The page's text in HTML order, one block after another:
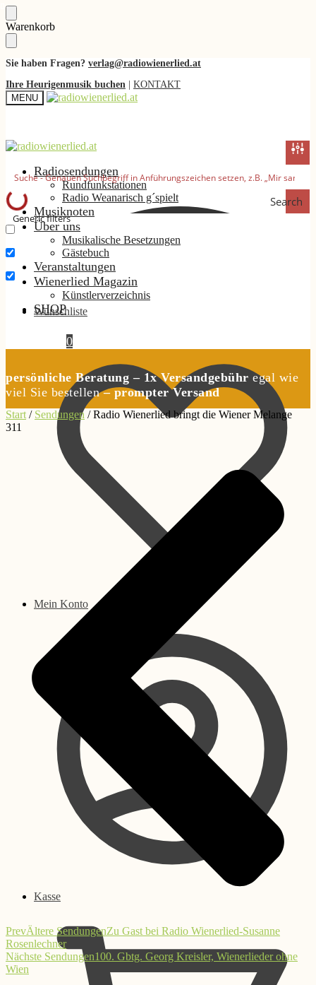
Skip
to
navigation
Skip
to
content
Warenkorb
Sie haben Fragen? verlag@radiowienerlied.at
Ihre Heurigenmusik buchen
KONTAKT
MENU
Search
Generic filters
Nur exakte Ergebnisse
Suche im Titel
Suche im Inhalt
Wunschliste
Mein Konto
Kasse
Radiosendungen
Rundfunkstationen
Radio Weanarisch g´spielt
Musiknoten
Über uns
Musikalische Besetzungen
Gästebuch
Veranstaltungen
Wienerlied Magazin
Künstlerverzeichnis
SHOP
0
persönliche Beratung – 1x Versandgebühr egal wie
viel Sie bestellen– prompter Versand
Start / Sendungen /Radio Wienerlied bringt die Wiener Melange
311
PrevÄltere SendungenZu Gast bei Radio Wienerlied-Susanne
Rosenlechner
Nächste Sendungen100. Gbtg. Georg Kreisler, Wienerlieder ohne
Wien